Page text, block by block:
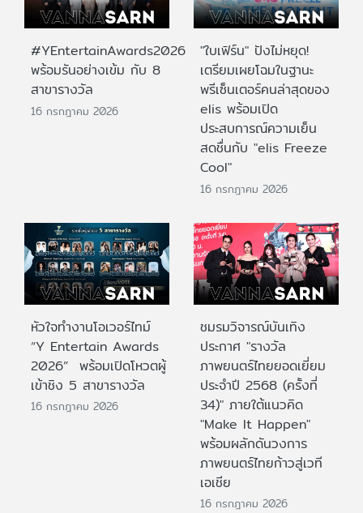
#YEntertainAwards2026
พร้อมรันอย่างเข้ม กับ 8
สาขารางวัล
16 กรกฎาคม 2026
"ใบเฟิร์น" ปังไม่หยุด!
เตรียมเผยโฉมในฐานะ
พรีเซ็นเตอร์คนล่าสุดของ
elis พร้อมเปิด
ประสบการณ์ความเย็น
สดชื่นกับ "elis Freeze
Cool"
16 กรกฎาคม 2026
หัวใจทำงานโอเวอร์ไทม์
“Y Entertain Awards
2026” พร้อมเปิดโหวตผู้
เข้าชิง 5 สาขารางวัล
16 กรกฎาคม 2026
ชมรมวิจารณ์บันเทิง
ประกาศ "รางวัล
ภาพยนตร์ไทยยอดเยี่ยม
ประจําปี 2568 (ครั้งที่
34)" ภายใต้แนวคิด
"Make It Happen"
พร้อมผลักดันวงการ
ภาพยนตร์ไทยก้าวสู่เวที
เอเชีย
16 กรกฎาคม 2026